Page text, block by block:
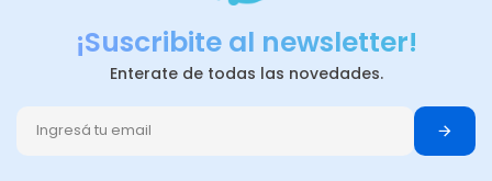
¡Suscribite al newsletter!
Enterate de todas las novedades.